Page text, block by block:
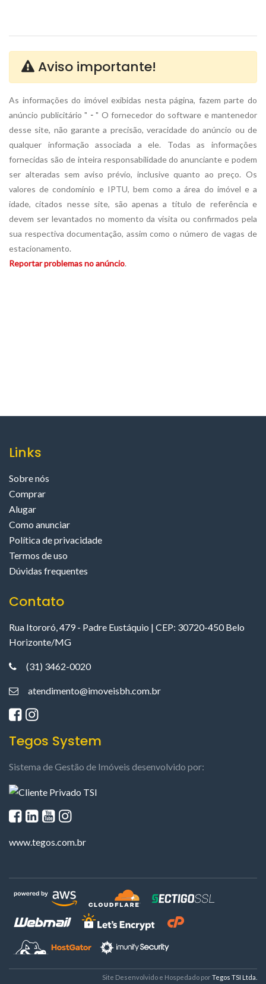
Aviso importante!
As informações do imóvel exibidas nesta página, fazem parte do
anúncio publicitário " - " O fornecedor do software e mantenedor
desse site, não garante a precisão, veracidade do anúncio ou de
qualquer informação associada a ele. Todas as informações
fornecidas são de inteira responsabilidade do anunciantee podem
ser alteradas sem aviso prévio, inclusive quanto ao preço. Os
valores de condomínio e IPTU, bem como a área do imóvel e a
idade, citados nesse site, são apenas a título de referência e
devem ser levantados no momento da visita ou confirmados pela
sua respectiva documentação, assim como o número de vagas de
estacionamento.
Reportar problemas no anúncio.
Links
Sobre nós
Comprar
Alugar
Como anunciar
Política de privacidade
Termos de uso
Dúvidas frequentes
Contato
Rua Itororó, 479 - Padre Eustáquio | CEP: 30720-450 Belo
Horizonte/MG
(31) 3462-0020
atendimento@imoveisbh.com.br
Tegos System
Sistema de Gestão de Imóveis desenvolvido por:
www.tegos.com.br
Site Desenvolvido e Hospedado por Tegos TSI Ltda.